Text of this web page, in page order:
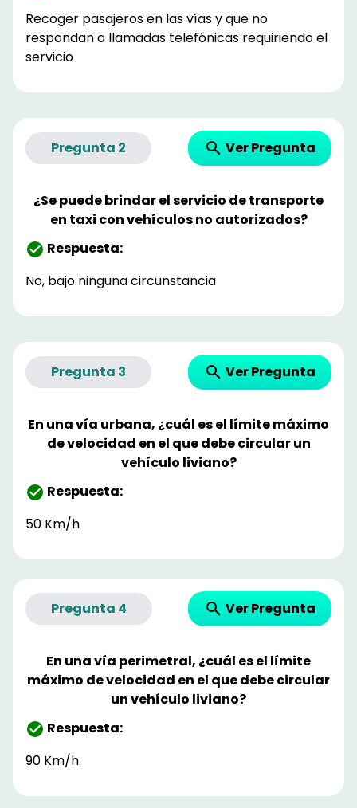
Recoger pasajeros en las vías y que no
respondan a llamadas telefónicas requiriendo el
servicio
Pregunta 2 Ver Pregunta
¿Se puede brindar el servicio de transporte
en taxi con vehículos no autorizados?
Respuesta:
No, bajo ninguna circunstancia
Pregunta 3 Ver Pregunta
En una vía urbana, ¿cuál es el límite máximo
de velocidad en el que debe circular un
vehículo liviano?
Respuesta:
50 Km/h
Pregunta 4 Ver Pregunta
En una vía perimetral, ¿cuál es el límite
máximo de velocidad en el que debe circular
un vehículo liviano?
Respuesta:
90 Km/h